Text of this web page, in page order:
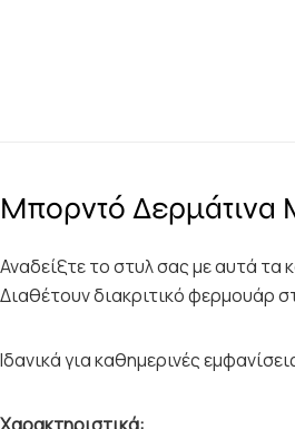
Μπορντό Δερμάτινα
Αναδείξτε το στυλ σας με αυτά
Διαθέτουν διακριτικό φερμουάρ
Ιδανικά για καθημερινές
Χαρακτηριστικά: